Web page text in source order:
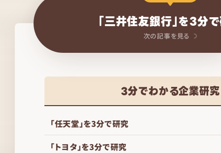
「三井住友銀行」を3分
次の記事を見る
3分でわかる企業研究
「任天堂」を3分で研究
「トヨタ」を3分で研究